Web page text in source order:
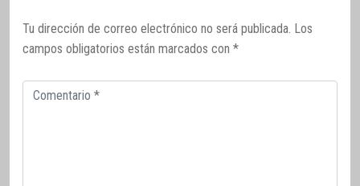
Tu dirección de correo electrónico no será publicada. Los
campos obligatorios están marcados con *
Comentario